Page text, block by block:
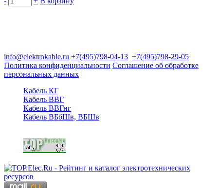
info@elektrokable.ru +7(495)798-04-13 +7(495)798-29-05
Политика конфиденциальности Соглашение об обработке
персональных данных
Кабель КГ
Кабель ВВГ
Кабель ВВГнг
Кабель ВБбШв, ВБШв